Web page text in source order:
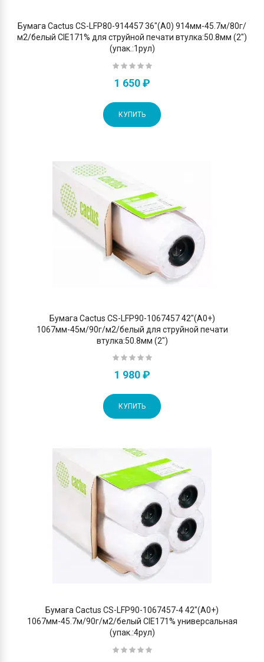
Бумага Cactus CS-LFP80-914457 36"(A0) 914мм-45.7м/80г/
м2/белый CIE171% для струйной печати втулка:50.8мм (2")
(упак.:1рул)
1 650 ₽
КУПИТЬ
Бумага Cactus CS-LFP90-1067457 42"(A0+)
1067мм-45м/90г/м2/белый для струйной печати
втулка:50.8мм (2")
1 980 ₽
КУПИТЬ
Бумага Cactus CS-LFP90-1067457-4 42"(A0+)
1067мм-45.7м/90г/м2/белый CIE171% универсальная
(упак.:4рул)